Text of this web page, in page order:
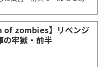
of zombies】リベンジ
の牢獄・前半